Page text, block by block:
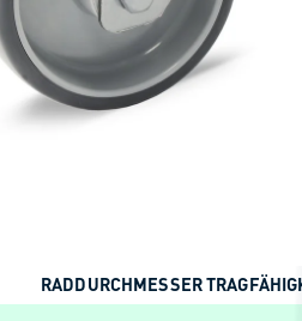
RADDURCHMESSER